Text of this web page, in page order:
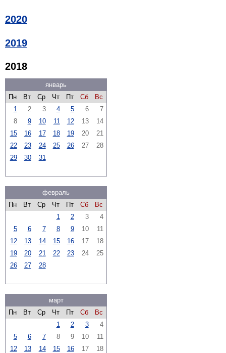
2020
2019
2018
январь
Пн
Вт Ср Чт Пт Сб
Вс
1
2 3 4 5 6
7
8
9 10 11 12 13
14
15
16 17 18 19 20
21
22
23 24 25 26 27
28
29
30 31
февраль
Пн
Вт Ср Чт Пт Сб
Вс
1
2 3
4
5
6 7 8 9 10
11
12
13 14 15 16 17
18
19
20 21 22 23 24
25
26
27 28
март
Пн
Вт Ср Чт Пт Сб
Вс
1
2 3
4
5
6 7 8 9 10
11
12
13 14 15 16 17
18